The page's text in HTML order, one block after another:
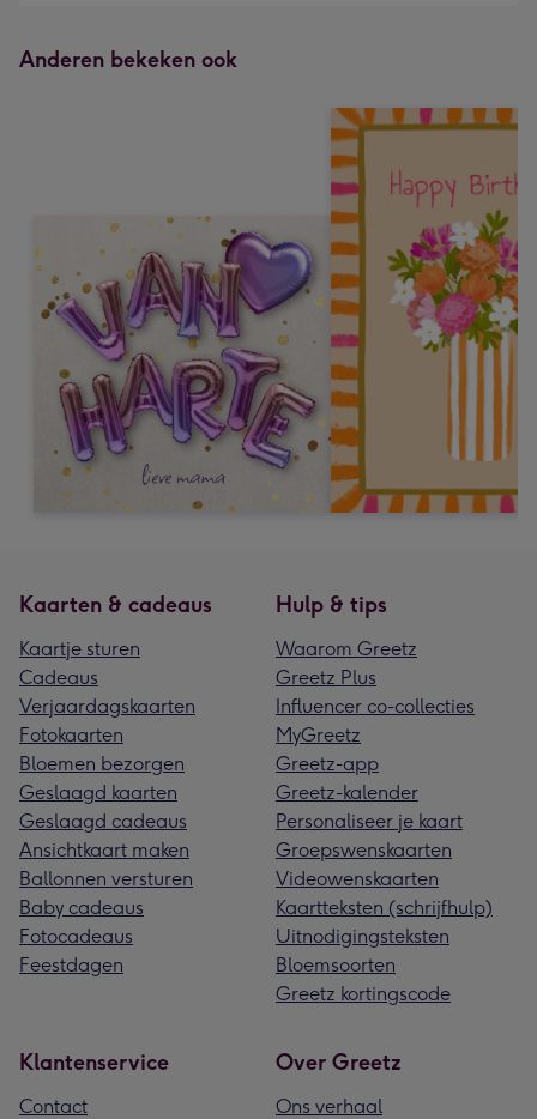
Anderen bekeken ook
Kaarten & cadeaus
Kaartje sturen
Cadeaus
Verjaardagskaarten
Fotokaarten
Bloemen bezorgen
Geslaagd kaarten
Geslaagd cadeaus
Ansichtkaart maken
Ballonnen versturen
Baby cadeaus
Fotocadeaus
Feestdagen
Hulp & tips
Waarom Greetz
Greetz Plus
Influencer co-collecties
MyGreetz
Greetz-app
Greetz-kalender
Personaliseer je kaart
Groepswenskaarten
Videowenskaarten
Kaartteksten (schrijfhulp)
Uitnodigingsteksten
Bloemsoorten
Greetz kortingscode
Klantenservice
Contact
Over Greetz
Ons verhaal